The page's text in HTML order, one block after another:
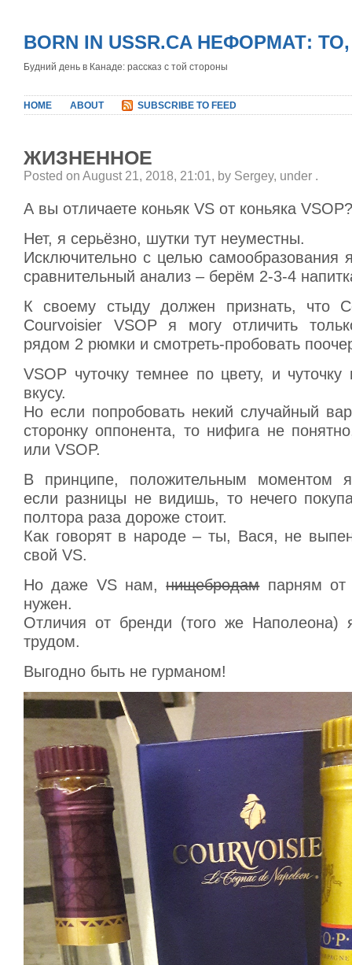
BORN IN USSR.CA НЕФОРМАТ:
Будний день в Канаде: рассказ с той стороны
HOME ABOUT SUBSCRIBE TO FEED
ЖИЗНЕННОЕ
Posted on August 21, 2018, 21:01, by Sergey, under .
А вы отличаете коньяк VS от коньяка VSOP?
Нет, я серьёзно, шутки тут неуместны.
Исключительно с целью самообразования
сравнительный анализ – берём 2-3-4
К своему стыду должен признать, что
Courvoisier VSOP я могу отличить
рядом 2 рюмки и смотреть-пробовать
VSOP чуточку темнее по цвету, и
вкусу.
Но если попробовать некий случайный
сторонку оппонента, то нифига не
или VSOP.
В принципе, положительным моментом
если разницы не видишь, то нечего
полтора раза дороже стоит.
Как говорят в народе – ты, Вася, не
свой VS.
Но даже VS нам,нищебродампарням от
нужен.
Отличия от бренди (того же Наполеона)
трудом.
Выгодно быть не гурманом!